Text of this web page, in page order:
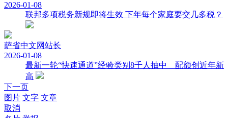
2026-01-08
联邦多项税务新规即将生效 下年每个家庭要交几多税？
萨省中文网站长
2026-01-08
最新一轮“快速通道”经验类别8千人抽中 配额创近年新
高
下一页
图片 文字 文章
取消